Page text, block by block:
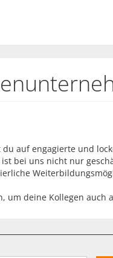
auf engagierte und
bei uns nicht nur
um deine Kollegen auch